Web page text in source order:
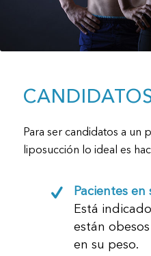
Para ser candidatos a un
liposucción lo ideal es
Pacientes en
Está
están
en su peso.